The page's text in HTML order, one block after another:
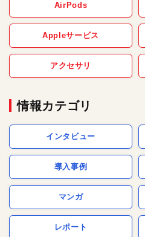
AirPods
Appleサービス
アクセサリ
情報カテゴリ
インタビュー
導入事例
マンガ
レポート